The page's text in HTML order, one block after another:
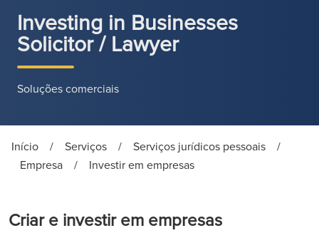
Investing in Businesses
Solicitor / Lawyer
Soluções comerciais
Início / Serviços / Serviços jurídicos pessoais
/
Empresa
/ Investir em empresas
Criar e investir em empresas